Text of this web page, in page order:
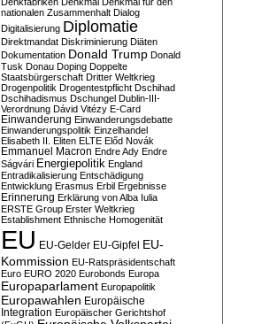
nationalen Zusammenhalt Dialog
Digitalisierung Diplomatie
Direktmandat Diskriminierung Diäten
Dokumentation Donald Trump Donald
Tusk Donau Doping Doppelte
Staatsbürgerschaft Dritter Weltkrieg
Drogenpolitik Drogentestpflicht Dschihad
Dschihadismus Dschungel Dublin-III-
Verordnung Dávid Vitézy E-Card
Einwanderung Einwanderungsdebatte
Einwanderungspolitik Einzelhandel
Elisabeth II. Eliten ELTE Előd Novák
Emmanuel Macron Endre Ady Endre
Ságvári Energiepolitik England
Entradikalisierung Entschädigung
Entwicklung Erasmus Erbil Ergebnisse
Erinnerung Erklärung von Alba Iulia
ERSTE Group Erster Weltkrieg
Establishment Ethnische Homogenität
EU EU-Gelder EU-Gipfel EU-
Kommission EU-Ratspräsidentschaft
Euro EURO 2020 Eurobonds Europa
Europaparlament Europapolitik
Europawahlen Europäische
Integration Europäischer Gerichtshof